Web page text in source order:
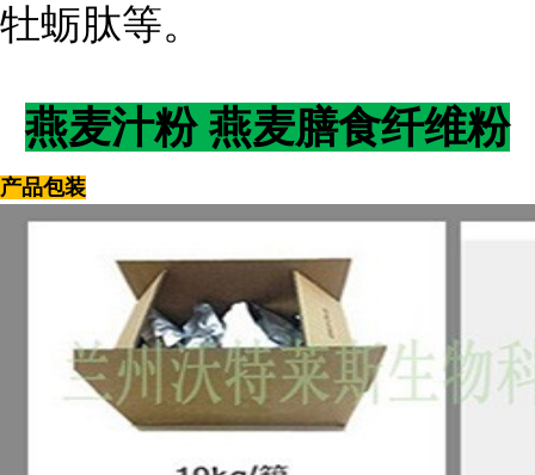
牡蛎肽等。
燕麦汁粉 燕麦膳食纤维粉
产品包装